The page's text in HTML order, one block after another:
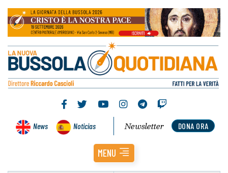
News Noticias DONA ORA
Newsletter
MENU